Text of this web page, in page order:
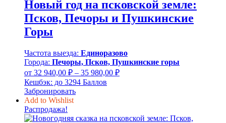
Новый год на псковской земле:
Псков, Печоры и Пушкинские
Горы
Частота выезда: Единоразово
Города: Печоры, Псков, Пушкинские горы
от 32 940,00 ₽ – 35 980,00 ₽Диапазон
35
Кешбэк: до 3294 Баллов
Забронировать
Add to Wishlist
Распродажа!